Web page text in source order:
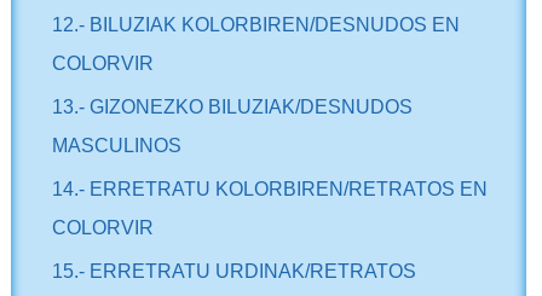
12.- BILUZIAK KOLORBIREN/DESNUDOS EN
COLORVIR
13.- GIZONEZKO BILUZIAK/DESNUDOS
MASCULINOS
14.- ERRETRATU KOLORBIREN/RETRATOS EN
COLORVIR
15.- ERRETRATU URDINAK/RETRATOS